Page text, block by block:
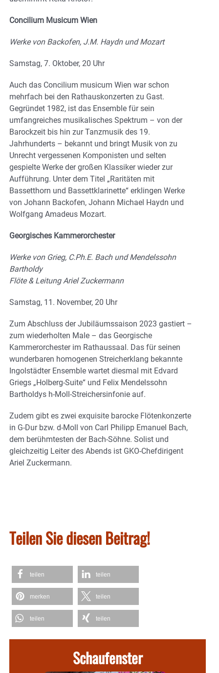
Concilium Musicum Wien
Werke von Backofen, J.M. Haydn und Mozart
Samstag, 7. Oktober, 20 Uhr
Auch das Concilium musicum Wien war schon
mehrfach bei den Rathauskonzerten zu Gast.
Gegründet 1982, ist das Ensemble für sein
umfangreiches musikalisches Spektrum – von der
Barockzeit bis hin zur Tanzmusik des 19.
Jahrhunderts – bekannt und bringt Musik von zu
Unrecht vergessenen Komponisten und selten
gespielte Werke der großen Klassiker wieder zur
Aufführung. Unter dem Titel „Raritäten mit
Bassetthorn und Bassettklarinette“ erklingen Werke
von Johann Backofen, Johann Michael Haydn und
Wolfgang Amadeus Mozart.
Georgisches Kammerorchester
Werke von Grieg, C.Ph.E. Bach und Mendelssohn
Bartholdy
Flöte & Leitung Ariel Zuckermann
Samstag, 11. November, 20 Uhr
Zum Abschluss der Jubiläumssaison 2023 gastiert –
zum wiederholten Male – das Georgische
Kammerorchester im Rathaussaal. Das für seinen
wunderbaren homogenen Streicherklang bekannte
Ingolstädter Ensemble wartet diesmal mit Edvard
Griegs „Holberg-Suite“ und Felix Mendelssohn
Bartholdys h-Moll-Streichersinfonie auf.
Zudem gibt es zwei exquisite barocke Flötenkonzerte
in G-Dur bzw. d-Moll von Carl Philipp Emanuel Bach,
dem berühmtesten der Bach-Söhne. Solist und
gleichzeitig Leiter des Abends ist GKO-Chefdirigent
Ariel Zuckermann.
Teilen Sie diesen Beitrag!
teilen teilen
merken teilen
teilen teilen
Schaufenster